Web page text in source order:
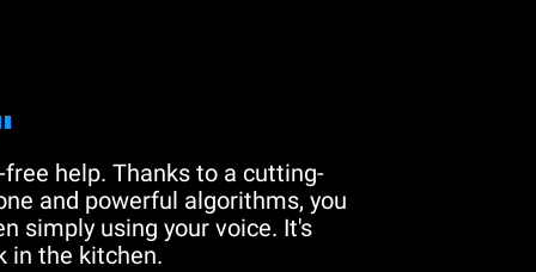
free help. Thanks to a cutting-
and powerful algorithms, you
simply using your voice. It's
in the kitchen.